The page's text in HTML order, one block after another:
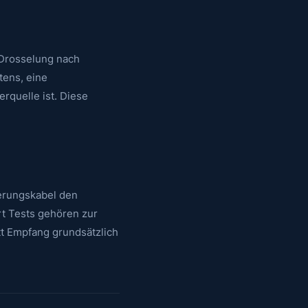
nach
eine
ist. Diese
den
Tests gehören zur
Empfang grundsätzlich